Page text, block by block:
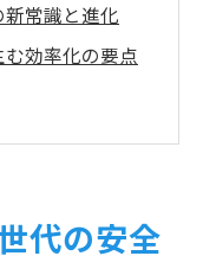
常識と進化
効率化の要点
監視の最新動
と監視精度向
代の安全